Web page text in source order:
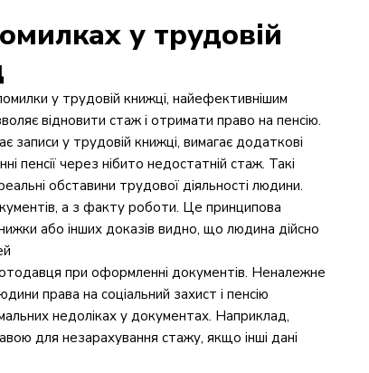
у трудовій
у трудовій книжці, найефективнішим
відновити стаж і отримати право на пенсію.
у трудовій книжці, вимагає додаткові
пенсії через нібито недостатній стаж. Такі
обставини трудової діяльності людини.
а з факту роботи. Це принципова
або інших доказів видно, що людина дійсно
при оформленні документів. Неналежне
права на соціальний захист і пенсію
недоліках у документах. Наприклад,
для незарахування стажу, якщо інші дані